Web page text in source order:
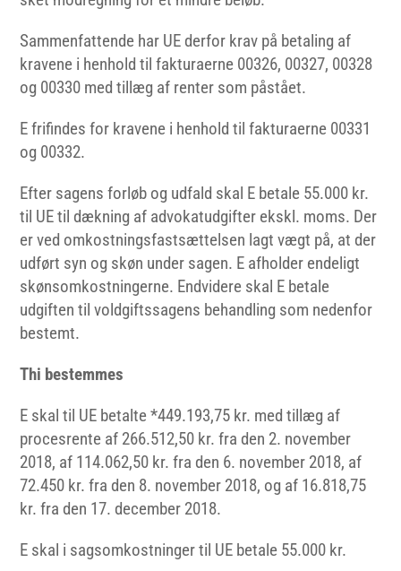
Sammenfattende har UE derfor krav på betaling af
kravene i henhold til fakturaerne 00326, 00327, 00328
og 00330 med tillæg af renter som påstået.
E frifindes for kravene i henhold til fakturaerne 00331
og 00332.
Efter sagens forløb og udfald skal E betale 55.000 kr.
til UE til dækning af advokatudgifter ekskl. moms. Der
er ved omkostningsfastsættelsen lagt vægt på, at der
udført syn og skøn under sagen. E afholder endeligt
skønsomkostningerne. Endvidere skal E betale
udgiften til voldgiftssagens behandling som nedenfor
bestemt.
Thi bestemmes
E skal til UE betalte *449.193,75 kr. med tillæg af
procesrente af 266.512,50 kr. fra den 2. november
2018, af 114.062,50 kr. fra den 6. november 2018, af
72.450 kr. fra den 8. november 2018, og af 16.818,75
kr. fra den 17. december 2018.
E skal i sagsomkostninger til UE betale 55.000 kr.